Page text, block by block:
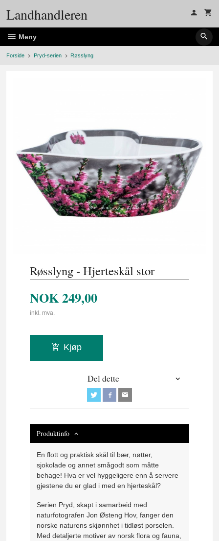
Landhandleren
Meny
Forside Pryd-serien Røsslyng
Røsslyng - Hjerteskål stor
NOK249,00
inkl. mva.
Kjøp
Del dette
Produktinfo
En flott og praktisk skål til bær, nøtter,
sjokolade og annet smågodt som måtte
behage! Hva er vel hyggeligere enn å servere
gjestene du er glad i med en hjerteskål?
Serien Pryd, skapt i samarbeid med
naturfotografen Jon Østeng Hov, fanger den
norske naturens skjønnhet i tidløst porselen.
Med detaljerte motiver av norsk flora og fauna,